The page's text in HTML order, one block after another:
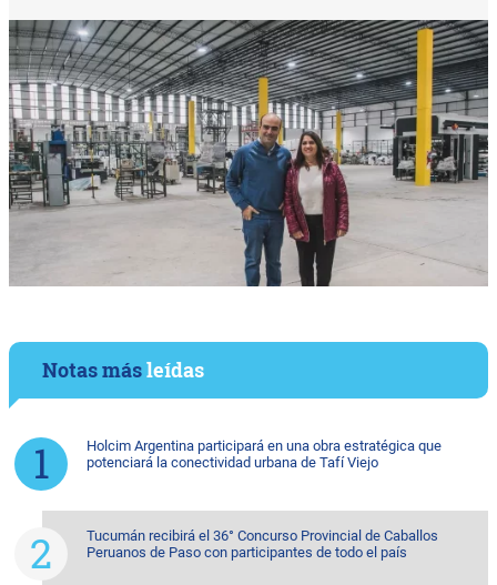
Notas másleídas
Holcim Argentina participará en una obra estratégica que
potenciará la conectividad urbana de Tafí Viejo
Tucumán recibirá el 36° Concurso Provincial de Caballos
Peruanos de Paso con participantes de todo el país